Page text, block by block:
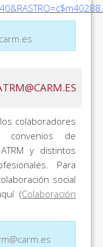
colaboradores
convenios de
y distintos
Para
social
(Colaboración